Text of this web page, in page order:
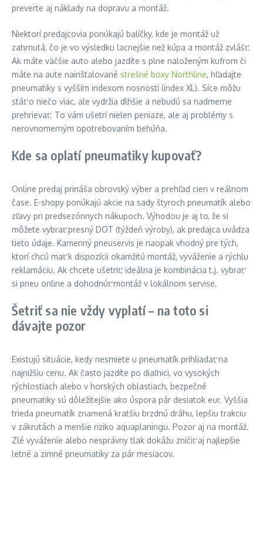
preverte aj náklady na dopravu a montáž.
Niektorí predajcovia ponúkajú balíčky, kde je montáž už
zahrnutá, čo je vo výsledku lacnejšie než kúpa a montáž zvlášť.
Ak máte väčšie auto alebo jazdíte s plne naloženým kufrom či
máte na aute nainštalované strešné boxy Northline, hľadajte
pneumatiky s vyšším indexom nosnosti (index XL). Síce môžu
stáť o niečo viac, ale vydržia dlhšie a nebudú sa nadmerne
prehrievať. To vám ušetrí nielen peniaze, ale aj problémy s
nerovnomerným opotrebovaním behúňa.
Kde sa oplatí pneumatiky kupovať?
Online predaj prináša obrovský výber a prehľad cien v reálnom
čase. E-shopy ponúkajú akcie na sady štyroch pneumatík alebo
zľavy pri predsezónnych nákupoch. Výhodou je aj to, že si
môžete vybrať presný DOT (týždeň výroby), ak predajca uvádza
tieto údaje. Kamenný pneuservis je naopak vhodný pre tých,
ktorí chcú mať k dispozícii okamžitú montáž, vyváženie a rýchlu
reklamáciu. Ak chcete ušetriť, ideálna je kombinácia t.j. vybrať
si pneu online a dohodnúť montáž v lokálnom servise.
Šetriť sa nie vždy vyplatí – na toto si
dávajte pozor
Existujú situácie, kedy nesmiete u pneumatík prihliadať na
najnižšiu cenu. Ak často jazdíte po diaľnici, vo vysokých
rýchlostiach alebo v horských oblastiach, bezpečné
pneumatiky sú dôležitejšie ako úspora pár desiatok eur. Vyššia
trieda pneumatík znamená kratšiu brzdnú dráhu, lepšiu trakciu
v zákrutách a menšie riziko aquaplaningu. Pozor aj na montáž.
Zlé vyváženie alebo nesprávny tlak dokážu zničiť aj najlepšie
letné a zimné pneumatiky za pár mesiacov.